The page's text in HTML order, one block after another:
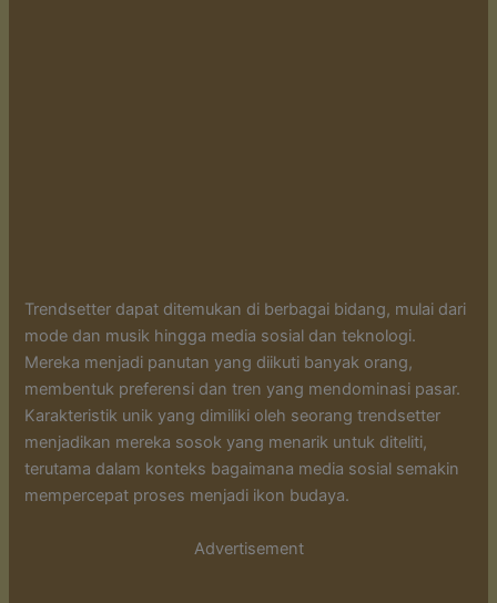
Trendsetter dapat ditemukan di berbagai bidang, mulai dari
mode dan musik hingga media sosial dan teknologi.
Mereka menjadi panutan yang diikuti banyak orang,
membentuk preferensi dan tren yang mendominasi pasar.
Karakteristik unik yang dimiliki oleh seorang trendsetter
menjadikan mereka sosok yang menarik untuk diteliti,
terutama dalam konteks bagaimana media sosial semakin
mempercepat proses menjadi ikon budaya.
Advertisement